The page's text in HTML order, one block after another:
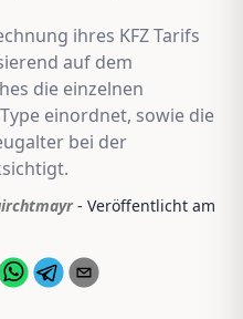
ihres KFZ Tarifs
auf dem
die einzelnen
einordnet, sowie die
bei der
- Veröffentlicht am